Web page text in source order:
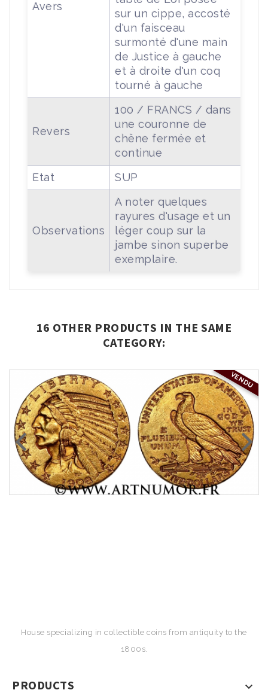
Avers
sur un cippe, accosté
d'un faisceau
surmonté d'une main
de Justice à gauche
et à droite d'un coq
tourné à gauche
Revers
100 / FRANCS / dans
une couronne de
chêne fermée et
continue
Etat
SUP
Observations
A noter quelques
rayures d'usage et un
léger coup sur la
jambe sinon superbe
exemplaire.
16 OTHER PRODUCTS IN THE SAME
CATEGORY:
VENDU
House specializing in collectible coins from antiquity to the
1800s.
PRODUCTS 